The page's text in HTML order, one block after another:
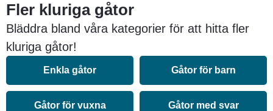
Fler kluriga gåtor
Bläddra bland våra kategorier för att hitta fler
kluriga gåtor!
Enkla gåtor Gåtor för barn
Gåtor för vuxna Gåtor med svar